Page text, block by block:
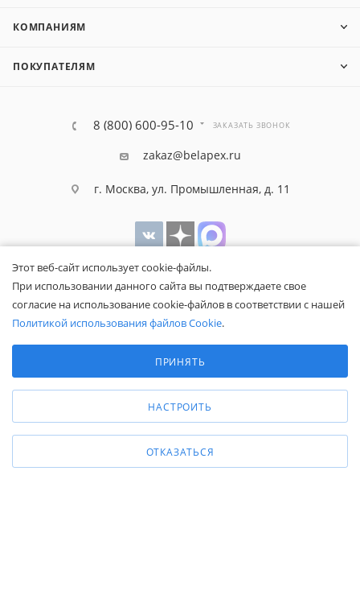
КОМПАНИЯМ
ПОКУПАТЕЛЯМ
8 (800) 600-95-10 ЗАКАЗАТЬ ЗВОНОК
zakaz@belapex.ru
г. Москва, ул. Промышленная, д. 11
Общество с ограниченной ответственностью «Белапекс», ИНН
Обращаем ваше внимание, что вся представленная на сайте
является публичной офертой.
Вы принимаете условия
конфиденциальностиипользовательского соглашениякаждый раз,
Этот веб-сайт использует cookie-файлы.
При использовании данного сайта вы подтверждаете свое
согласие на использование cookie-файлов в соответствии с нашей
Политикой использования файлов Cookie.
Аналитические/Функциональные
ПРИНЯТЬ
НАСТРОИТЬ
ОТКАЗАТЬСЯ